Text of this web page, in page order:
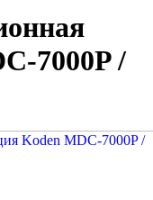
7000P /